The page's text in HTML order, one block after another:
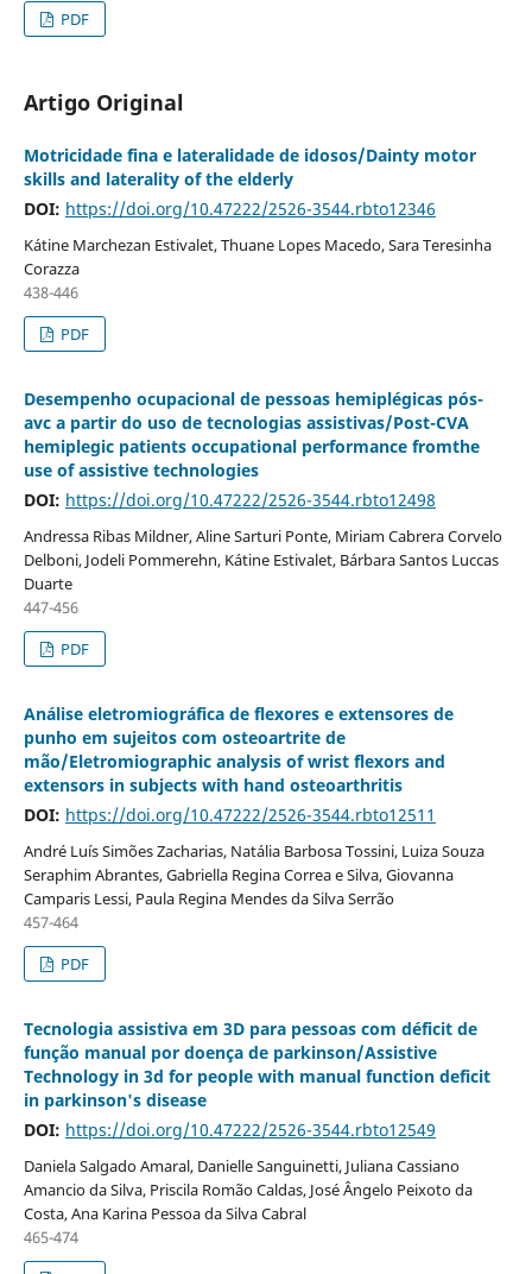
PDF
Artigo Original
Motricidade fina e lateralidade de idosos/Dainty motor
skills and laterality of the elderly
DOI: https://doi.org/10.47222/2526-3544.rbto12346
Kátine Marchezan Estivalet, Thuane Lopes Macedo, Sara Teresinha
Corazza
438-446
PDF
Desempenho ocupacional de pessoas hemiplégicas pós-
avc a partir do uso de tecnologias assistivas/Post-CVA
hemiplegic patients occupational performance fromthe
use of assistive technologies
DOI: https://doi.org/10.47222/2526-3544.rbto12498
Andressa Ribas Mildner, Aline Sarturi Ponte, Miriam Cabrera Corvelo
Delboni, Jodeli Pommerehn, Kátine Estivalet, Bárbara Santos Luccas
Duarte
447-456
PDF
Análise eletromiográfica de flexores e extensores de
punho em sujeitos com osteoartrite de
mão/Eletromiographic analysis of wrist flexors and
extensors in subjects with hand osteoarthritis
DOI: https://doi.org/10.47222/2526-3544.rbto12511
André Luís Simões Zacharias, Natália Barbosa Tossini, Luiza Souza
Seraphim Abrantes, Gabriella Regina Correa e Silva, Giovanna
Camparis Lessi, Paula Regina Mendes da Silva Serrão
457-464
PDF
Tecnologia assistiva em 3D para pessoas com déficit de
função manual por doença de parkinson/Assistive
Technology in 3d for people with manual function deficit
in parkinson's disease
DOI: https://doi.org/10.47222/2526-3544.rbto12549
Daniela Salgado Amaral, Danielle Sanguinetti, Juliana Cassiano
Amancio da Silva, Priscila Romão Caldas, José Ângelo Peixoto da
Costa, Ana Karina Pessoa da Silva Cabral
465-474